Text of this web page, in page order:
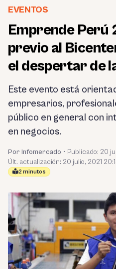
EVENTOS
Emprende Perú
previo al
el despertar de
Este evento está
empresarios,
público en general con
en negocios.
Por Infomercado • Publicado: 20
Últ. actualización: 20 julio, 2021
2 minutos